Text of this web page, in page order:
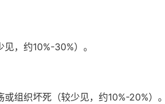
，约10%-30%）。
组织坏死（较少见，约10%-20%）。